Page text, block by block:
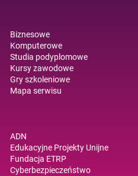
Biznesowe
Komputerowe
Studia podyplomowe
Kursy zawodowe
Gry szkoleniowe
Mapa serwisu
ADN
Edukacyjne Projekty Unijne
Fundacja ETRP
Cyberbezpieczeństwo